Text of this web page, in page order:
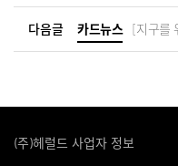
다음글 카드뉴스 [지구를
(주)헤럴드 사업자 정보